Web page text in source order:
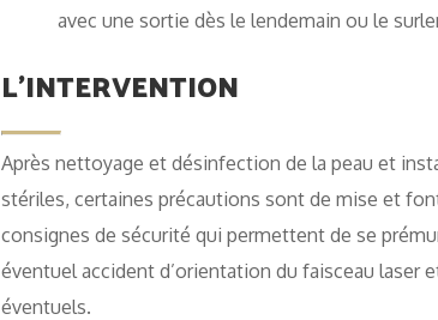
avec une sortie dès le lendemain ou le
L’INTERVENTION
Après nettoyage et désinfection de la peau et
stériles, certaines précautions sont de mise et
consignes de sécurité qui permettent de se
éventuel accident d’orientation du faisceau laser
éventuels.